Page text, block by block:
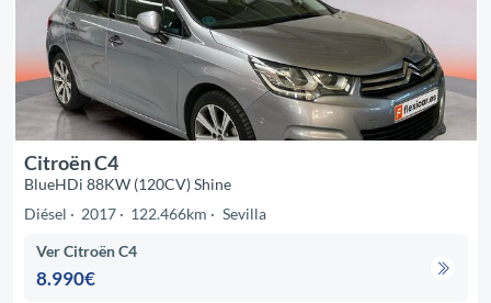
Citroën C4
BlueHDi 88KW (120CV) Shine
Diésel
2017 122.466km Sevilla
Ver Citroën C4
8.990€